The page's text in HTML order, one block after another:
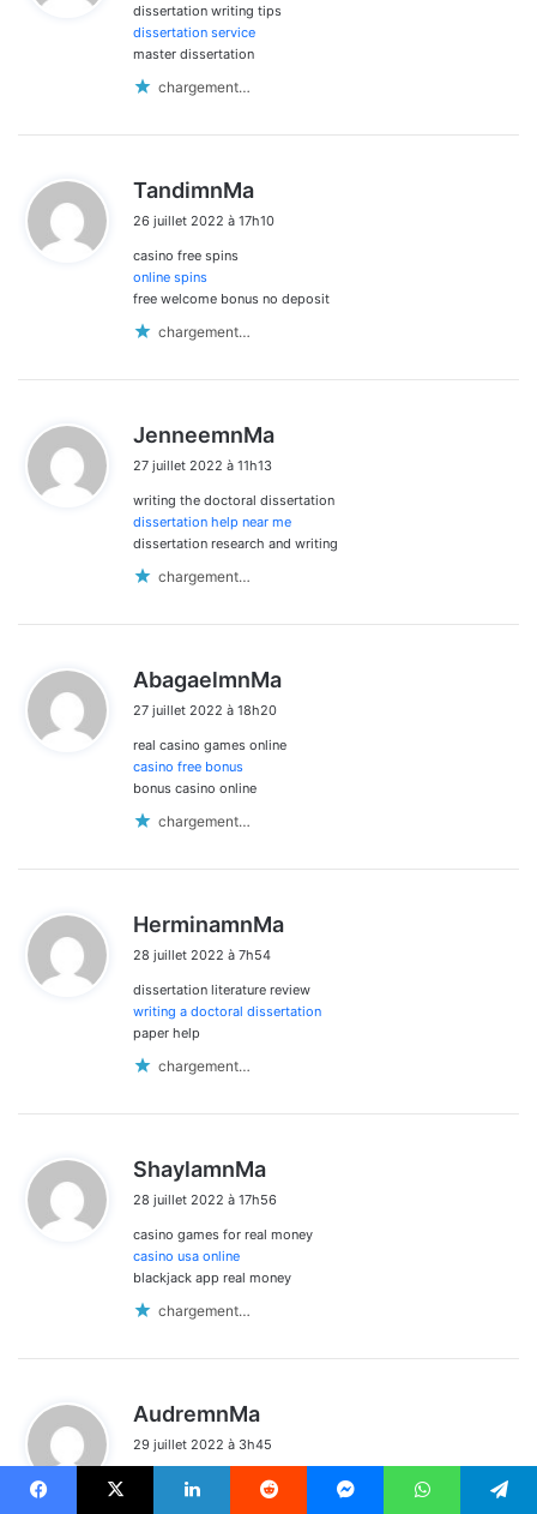
dissertation writing tips
dissertation service
master dissertation
chargement…
TandimnMa
t
26 juillet 2022 à 17h10
casino free spins
online spins
free welcome bonus no deposit
chargement…
JenneemnMa
:
27 juillet 2022 à 11h13
writing the doctoral dissertation
dissertation help near me
dissertation research and writing
chargement…
AbagaelmnMa
27 juillet 2022 à 18h20
real casino games online
casino free bonus
bonus casino online
chargement…
HerminamnMa
:
28 juillet 2022 à 7h54
dissertation literature review
writing a doctoral dissertation
paper help
chargement…
ShaylamnMa
t
28 juillet 2022 à 17h56
casino games for real money
casino usa online
blackjack app real money
chargement…
AudremnMa
t
:
29 juillet 2022 à 3h45
dissertation help free
write your dissertation